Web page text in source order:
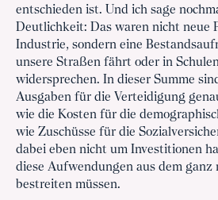
entschieden ist. Und ich sage
Deutlichkeit: Das waren nicht neue
Industrie, sondern eine
unsere Straßen fährt oder in
widersprechen. In dieser Summe
Ausgaben für die Verteidigung
wie die Kosten für die
wie Zuschüsse für die
dabei eben nicht um Investitionen
diese Aufwendungen aus dem ganz
bestreiten müssen.